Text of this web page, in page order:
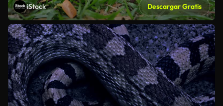
iStock Descargar Gratis